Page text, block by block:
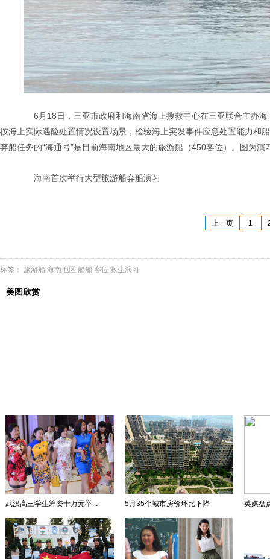
6月18日，三亚市政府和海南省海上搜救中心在三亚联合主办海
按海上实际遇险处置情况设置场景，检验海上突发事件应急处置能力和
弃船任务的“海通号”是目前海南地区最大的旅游船（450客位）。图为演
海南首次举行大型旅游船弃船演习
上一页 1
标签： 旅游船 海南地区 船舶 客位 救生演习
美图欣赏
武汉高三学生筹资十万元举... 5月35个城市房价环比下降 英媒盘